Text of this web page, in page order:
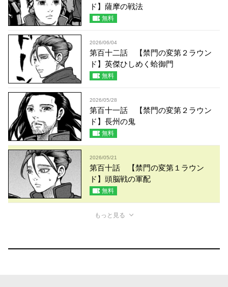
ド】薩摩の戦法
無料
2026/06/04
第百十二話 【禁門の変第２ラウン
ド】英傑ひしめく蛤御門
無料
2026/05/28
第百十一話 【禁門の変第２ラウン
ド】長州の鬼
無料
2026/05/21
第百十話 【禁門の変第１ラウン
ド】頭脳戦の軍配
無料
もっと見る